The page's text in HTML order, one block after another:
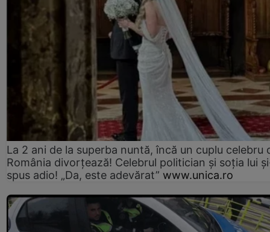
La 2 ani de la superba nuntă, încă un cuplu celebru
România divorțează! Celebrul politician și soția lui
spus adio! „Da, este adevărat” www.unica.ro